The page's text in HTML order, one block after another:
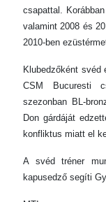
csapattal.
valamint 2008 és
2010-ben
Klubedzőként
CSM Bucuresti
szezonban BL-
Don gárdáját
konfliktus miatt el
A svéd tréner
kapusedző segíti